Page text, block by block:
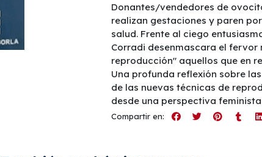
Donantes/vendedores de
realizan gestaciones y paren
salud. Frente al ciego
Corradi desenmascara el
reproducción" aquellos que en
Una profunda reflexión sobre
de las nuevas técnicas de
desde una perspectiva
Compartir en: